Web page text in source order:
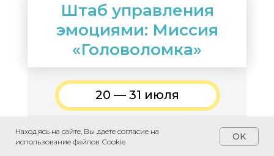
Находясь на сайте, Вы даете согласие на
использование файлов Сookie
OK
20 — 31 июля
Штаб управления
эмоциями: Миссия
«Головоломка»
Ведущие смены: Юлия Черная,
Ирина Сивак, Анна Лузина